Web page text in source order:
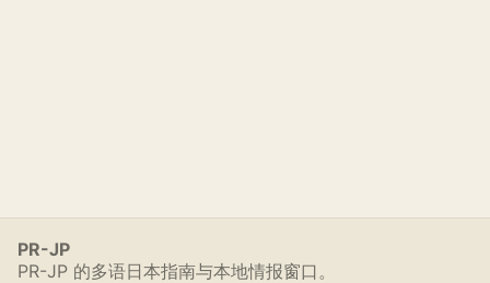
PR-JP
PR-JP 的多语日本指南与本地情报窗口。